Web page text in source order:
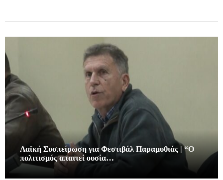
Λαϊκή Συσπείρωση για Φεστιβάλ Παραμυθιάς | “Ο
πολιτισμός απαιτεί ουσία…